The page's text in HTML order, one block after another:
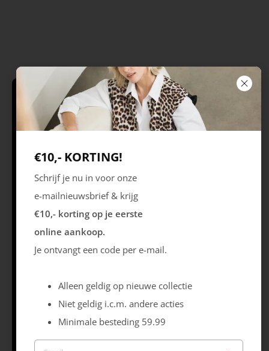
Schrijf je in & krijg €10,- korting* op je
eerste online aankoop!
Openingstijden
Best
Europaplein 1, 5684
ZC
Wo 09.30 – 18.00
Do 09.30 – 18.00 uur
Vr 09.30 – 20.00 uur
Za 09.30 – 17.00 uur
€10,- KORTING!
Schrijf je nu in voor onze
e-mailnieuwsbrief & krijg
€10,- korting op je eerste
online aankoop.
Je ontvangt een code per e-mail.
Alleen geldig op nieuwe collectie
Niet geldig i.c.m. andere acties
Minimale besteding 59.99